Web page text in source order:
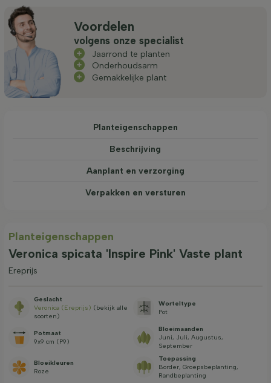
Voordelen
volgens onze specialist
Jaarrond te planten
Onderhoudsarm
Gemakkelijke plant
Planteigenschappen
Beschrijving
Aanplant en verzorging
Verpakken en versturen
Planteigenschappen
Veronica spicata 'Inspire Pink' Vaste plant
Ereprijs
Geslacht
Veronica (Ereprijs) (bekijk alle
soorten)
Worteltype
Pot
Potmaat
9x9 cm (P9)
Bloeimaanden
Juni, Juli, Augustus,
September
Bloeikleuren
Roze
Toepassing
Border, Groepsbeplanting,
Randbeplanting